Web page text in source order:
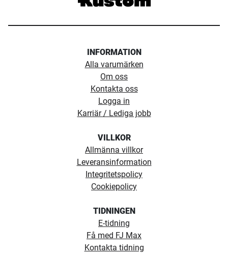
INFORMATION
Alla varumärken
Om oss
Kontakta oss
Logga in
Karriär / Lediga jobb
VILLKOR
Allmänna villkor
Leveransinformation
Integritetspolicy
Cookiepolicy
TIDNINGEN
E-tidning
Få med FJ Max
Kontakta tidning